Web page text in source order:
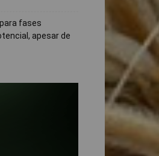
fases
apesar de